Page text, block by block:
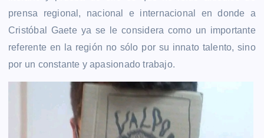
prensa regional, nacional e internacional en donde a
Cristóbal Gaete ya se le considera como un importante
referente en la región no sólo por su innato talento, sino
por un constante y apasionado trabajo.